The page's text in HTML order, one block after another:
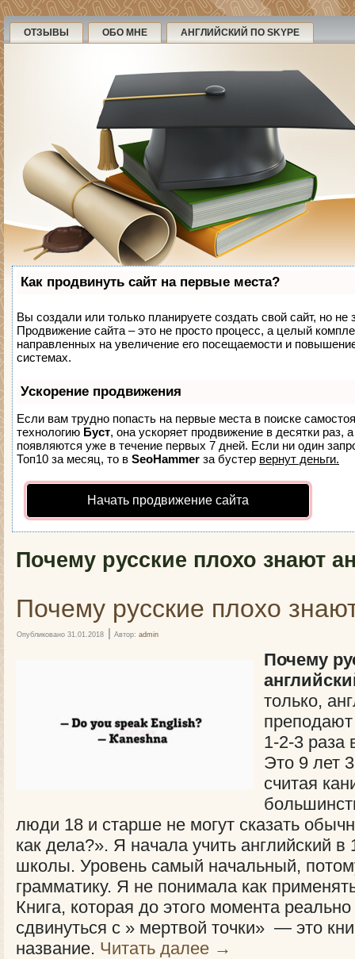
ОТЗЫВЫ ОБО МНЕ АНГЛИЙСКИЙ ПО SKYPE
Как продвинуть сайт на первые места?
Вы создали или только планируете создать свой сайт, но не
Продвижение сайта – это не просто процесс, а целый
направленных на увеличение его посещаемости и
системах.
Ускорение продвижения
Если вам трудно попасть на первые места в поиске
технологию Буст, она ускоряет продвижение в десятки раз,
появляются уже в течение первых 7 дней. Если ни один
Топ10 за месяц, то в SeoHammer за бустер вернут деньги.
Начать продвижение сайта
Почему русские плохо знают
Почему русские плохо
Опубликовано 31.01.2018 | Автор: admin
Почему
только,
преподают
1-2-3 раза
Это 9 лет
считая
люди 18 и старше не могут сказать
как дела?». Я начала учить английский в
школы. Уровень самый начальный,
грамматику. Я не понимала как
Книга, которая до этого момента
сдвинуться с » мертвой точки» — это
название. Читать далее →